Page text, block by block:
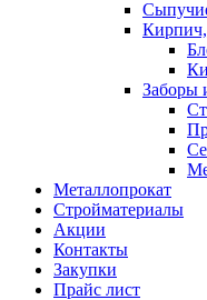
Заборы
Металлопрокат
Стройматериалы
Акции
Контакты
Закупки
Прайс лист